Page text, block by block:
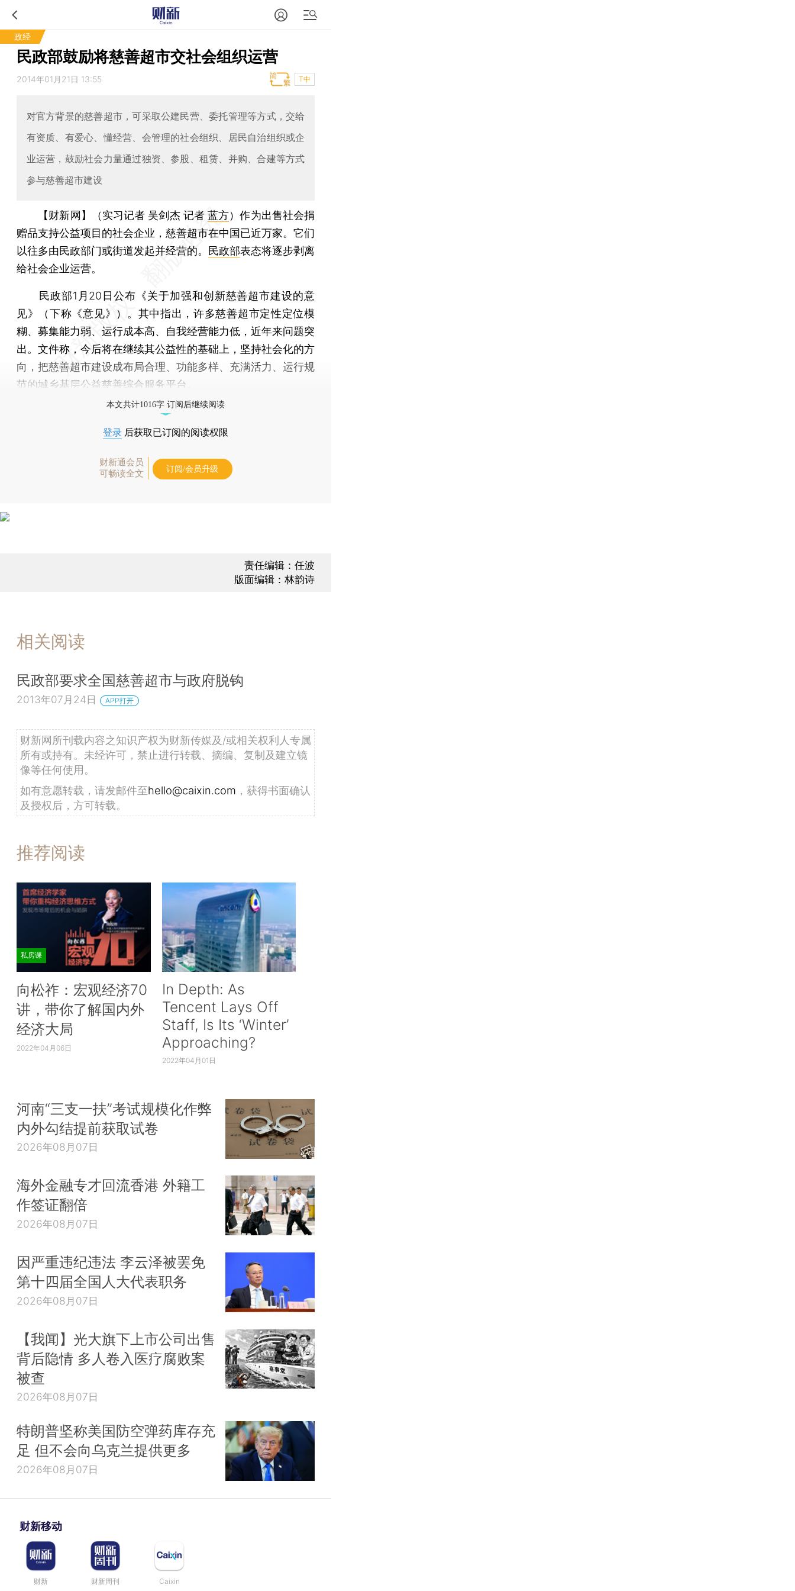
政经
民政部鼓励将慈善超市交社会组织运营
2014年01月21日 13:55 T中
对官方背景的慈善超市，可采取公建民营、委托管理等方式，交给
有资质、有爱心、懂经营、会管理的社会组织、居民自治组织或企
业运营，鼓励社会力量通过独资、参股、租赁、并购、合建等方式
参与慈善超市建设
【财新网】（实习记者 吴剑杰 记者蓝方）作为出售社会捐
赠品支持公益项目的社会企业，慈善超市在中国已近万家。它们
以往多由民政部门或街道发起并经营的。 民政部表态将逐步剥离
给社会企业运营。
民政部1月20日公布《关于加强和创新慈善超市建设的意
见》（下称《意见》）。其中指出，许多慈善超市定性定位模
糊、募集能力弱、运行成本高、自我经营能力低，近年来问题突
出。文件称，今后将在继续其公益性的基础上，坚持社会化的方
向，把慈善超市建设成布局合理、功能多样、充满活力、运行规
范的城乡基层公益慈善综合服务平台。
本文共计1016字 订阅后继续阅读
登录 后获取已订阅的阅读权限
财新通会员
可畅读全文
订阅/会员升级
责任编辑：任波
版面编辑：林韵诗
相关阅读
民政部要求全国慈善超市与政府脱钩
2013年07月24日 APP打开
财新网所刊载内容之知识产权为财新传媒及/或相关权利人专属
所有或持有。未经许可，禁止进行转载、摘编、复制及建立镜
像等任何使用。
如有意愿转载，请发邮件至hello@caixin.com ，获得书面确认
及授权后，方可转载。
推荐阅读
私房课
向松祚：宏观经济70
讲，带你了解国内外
经济大局
2022年04月06日
In Depth: As
Tencent Lays Off
Staff, Is Its ‘Winter’
Approaching?
2022年04月01日
河南“三支一扶”考试规模化作弊
内外勾结提前获取试卷
2026年08月07日
海外金融专才回流香港 外籍工
作签证翻倍
2026年08月07日
因严重违纪违法 李云泽被罢免
第十四届全国人大代表职务
2026年08月07日
【我闻】光大旗下上市公司出售
背后隐情 多人卷入医疗腐败案
被查
2026年08月07日
特朗普坚称美国防空弹药库存充
足 但不会向乌克兰提供更多
2026年08月07日
财新移动
财新 财新周刊 Caixin